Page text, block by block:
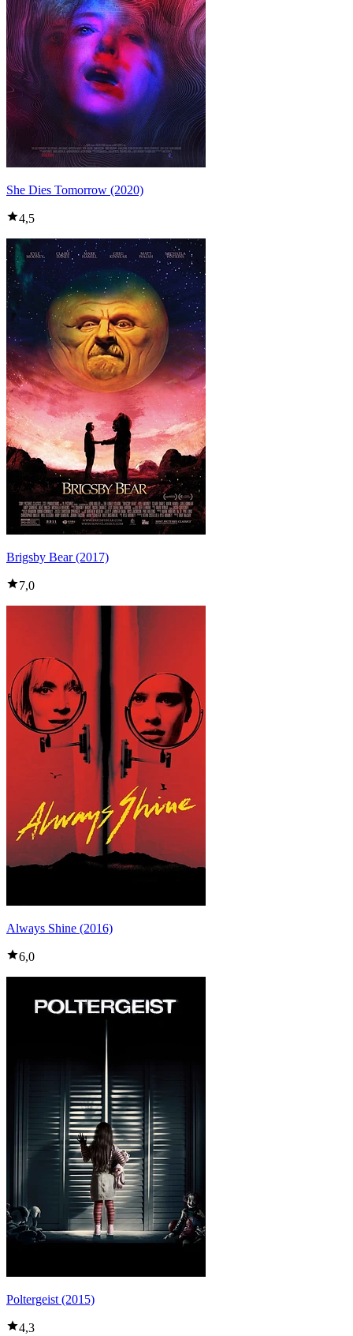
She Dies Tomorrow (2020)
4,5
Brigsby Bear (2017)
7,0
Always Shine (2016)
6,0
Poltergeist (2015)
4,3